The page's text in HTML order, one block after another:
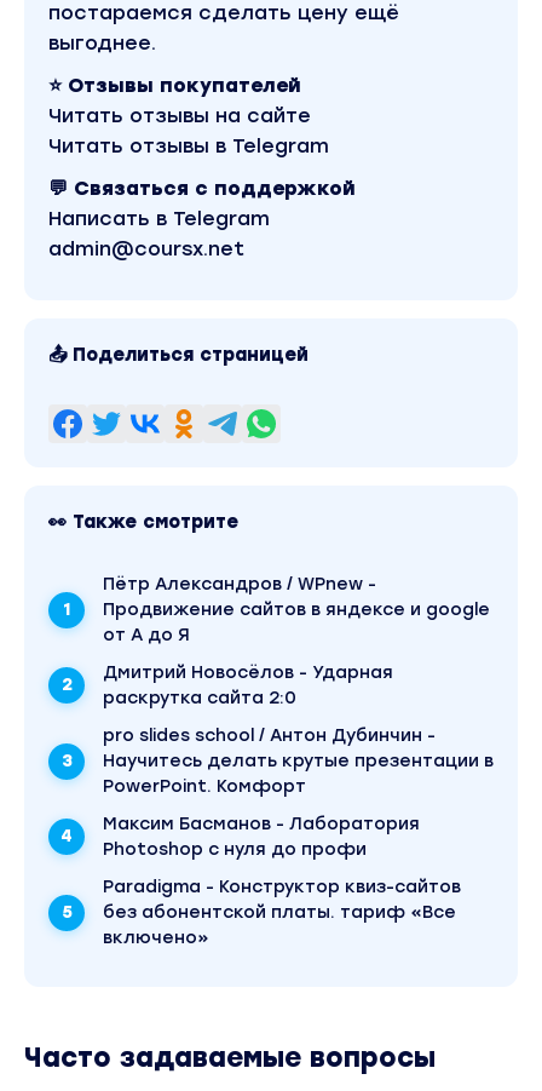
постараемся сделать цену ещё
выгоднее.
⭐ Отзывы покупателей
Читать отзывы на сайте
Читать отзывы в Telegram
💬 Связаться с поддержкой
Написать в Telegram
admin@coursx.net
📤 Поделиться страницей
👀 Также смотрите
Пётр Александров / WPnew -
Продвижение сайтов в яндексе и google
от А до Я
Дмитрий Новосёлов - Ударная
раскрутка сайта 2:0
pro slides school / Антон Дубинчин -
Научитесь делать крутые презентации в
PowerPoint. Комфорт
Максим Басманов - Лаборатория
Photoshop с нуля до профи
Paradigma - Конструктор квиз-сайтов
без абонентской платы. тариф «Все
включено»
Часто задаваемые вопросы